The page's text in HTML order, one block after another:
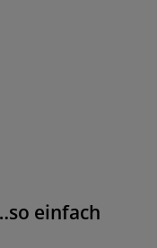
einfach